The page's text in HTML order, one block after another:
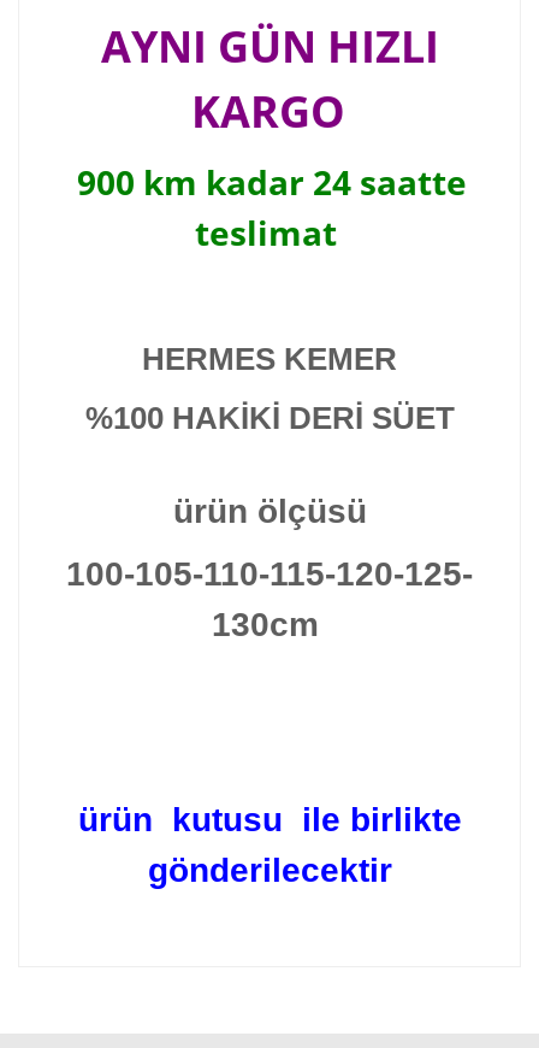
AYNI GÜN HIZLI
KARGO
900 km kadar 24 saatte
teslimat
HERMES KEMER
%100 HAKİKİ DERİ SÜET
ürün ölçüsü
100-105-110-115-120-125-
130cm
ürün kutusu ile birlikte
gönderilecektir